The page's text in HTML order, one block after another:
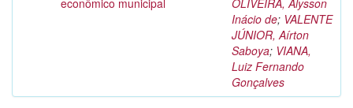
econômico municipal
OLIVEIRA, Alysson
Inácio de; VALENTE
JÚNIOR, Aírton
Saboya; VIANA,
Luiz Fernando
Gonçalves